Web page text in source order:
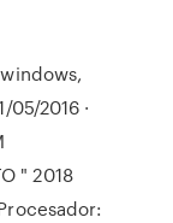
2016 ·
" 2018